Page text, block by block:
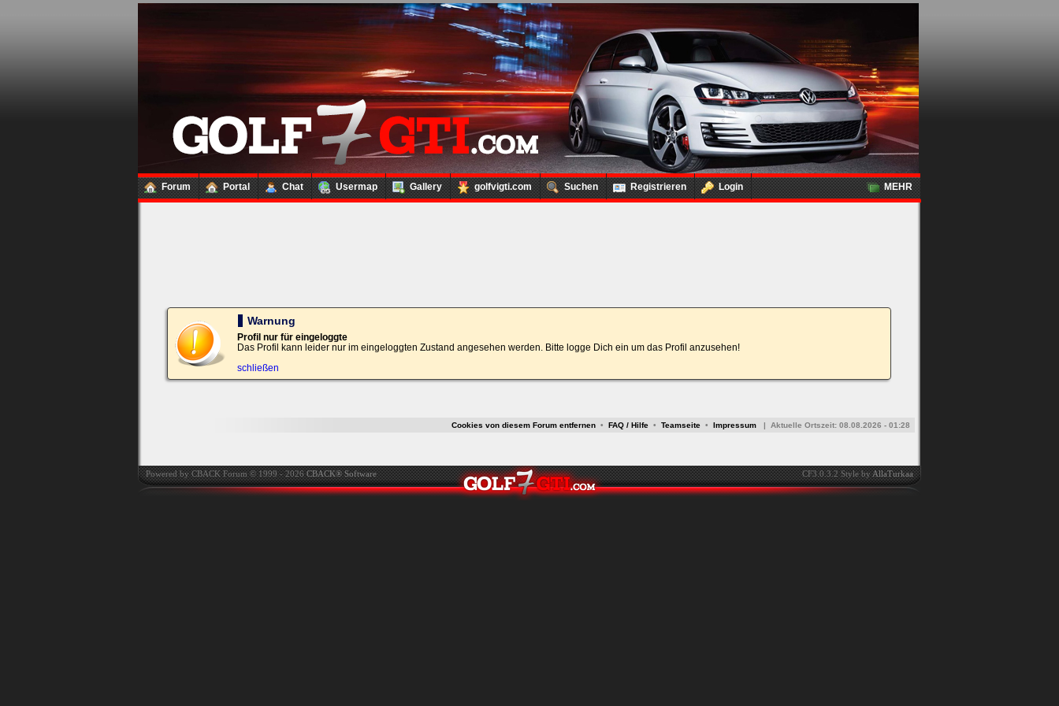
Forum Portal Chat Usermap Gallery golfvigti.com Suchen Registrieren Login MEHR
Loginbox
Trage
bitte
in
die
nachfolgenden
Felder
Deinen
Benutzernamen
und
Kennwort
ein,
um
Bei jedem Besuch
automatisch einloggen.
Warnung
Profil nur für eingeloggte
Das Profil kann leider nur im eingeloggten Zustand angesehen werden. Bitte logge Dich ein um das Profil anzusehen!
schließen
Cookies von diesem Forum entfernen • FAQ / Hilfe • Teamseite • Impressum | Aktuelle Ortszeit: 08.08.2026 - 01:28
Powered by CBACK Forum © 1999 - 2026CBACK® Software CF3.0.3.2 Style byAllaTurkaa